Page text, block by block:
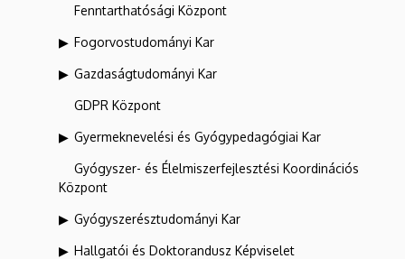
Fenntarthatósági Központ
Fogorvostudományi Kar
Gazdaságtudományi Kar
GDPR Központ
Gyermeknevelési és Gyógypedagógiai Kar
Gyógyszer- és Élelmiszerfejlesztési Koordinációs
Központ
Gyógyszerésztudományi Kar
Hallgatói és Doktorandusz Képviselet